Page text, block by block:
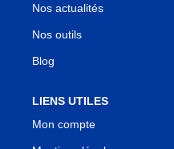
Nos actualités
Nos outils
Blog
LIENS UTILES
Mon compte